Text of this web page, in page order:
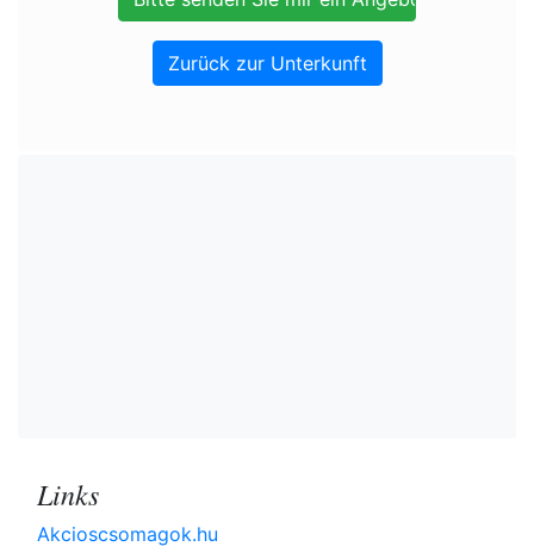
Zurück zur Unterkunft
Links
Akcioscsomagok.hu